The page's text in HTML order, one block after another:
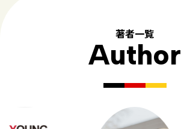
著者一覧
Author